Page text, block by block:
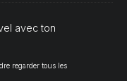
avec ton
regarder tous les